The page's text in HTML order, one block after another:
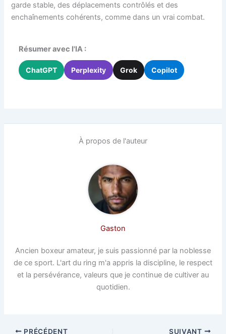
garde stable, des déplacements contrôlés et des
enchaînements cohérents, comme dans un vrai combat.
Résumer avec l'IA :
ChatGPT Perplexity Grok Copilot
À propos de l'auteur
Gaston
Ancien boxeur amateur, je suis passionné par la noblesse
de ce sport. L'art du ring m'a appris la discipline, le respect
et la persévérance, valeurs que je continue de cultiver au
quotidien.
PRÉCÉDENT SUIVANT